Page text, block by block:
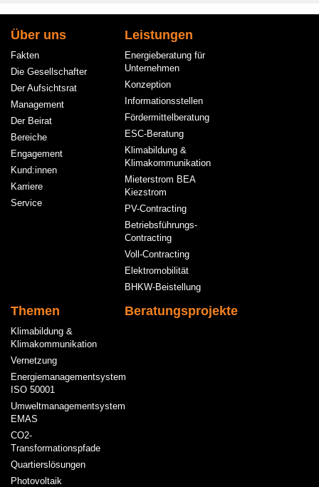
Hauptnavigation
Über uns
Fakten
Die Gesellschafter
Der Aufsichtsrat
Management
Der Beirat
Bereiche
Engagement
Kund:innen
Karriere
Service
Leistungen
Energieberatung für
Unternehmen
Konzeption
Informationsstellen
Fördermittelberatung
ESC-Beratung
Klimabildung &
Klimakommunikation
Mieterstrom BEA
Kiezstrom
PV-Contracting
Betriebsführungs-
Contracting
Voll-Contracting
Elektromobilität
BHKW-Beistellung
Themen
Klimabildung &
Klimakommunikation
Vernetzung
Energiemanagementsystem
ISO 50001
Umweltmanagementsystem
EMAS
CO2-
Transformationspfade
Quartierslösungen
Photovoltaik
Beratungsprojekte